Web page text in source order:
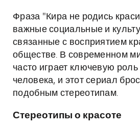
Фраза "Кира не родись
важные социальные и
связанные с восприятием
обществе. В современном
часто играет ключевую роль
человека, и этот сериал
подобным стереотипам.
Стереотипы о красоте